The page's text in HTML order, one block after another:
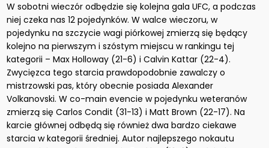
W sobotni wieczór odbędzie się kolejna gala UFC, a podczas
niej czeka nas 12 pojedynków. W walce wieczoru, w
pojedynku na szczycie wagi piórkowej zmierzą się będący
kolejno na pierwszym i szóstym miejscu w rankingu tej
kategorii – Max Holloway (21-6) i Calvin Kattar (22-4).
Zwycięzca tego starcia prawdopodobnie zawalczy o
mistrzowski pas, który obecnie posiada Alexander
Volkanovski. W co-main evencie w pojedynku weteranów
zmierzą się Carlos Condit (31-13) i Matt Brown (22-17). Na
karcie głównej odbędą się również dwa bardzo ciekawe
starcia w kategorii średniej. Autor najlepszego nokautu